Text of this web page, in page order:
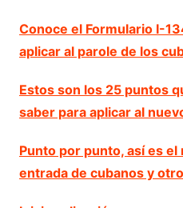
Conoce el Formulario I-
aplicar al parole de los
Estos son los 25 puntos
saber para aplicar al
Punto por punto, así es el
entrada de cubanos y